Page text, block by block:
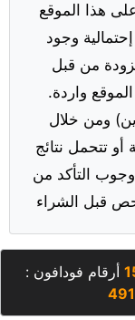
هذا الموقع
وجود
من قبل
واردة.
ومن خلال
تتحمل نتائج
التأكد من
أرقام فودافون :